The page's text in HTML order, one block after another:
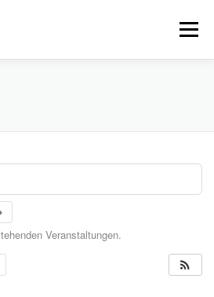
Menü
BEREICH
Veranstaltungen.